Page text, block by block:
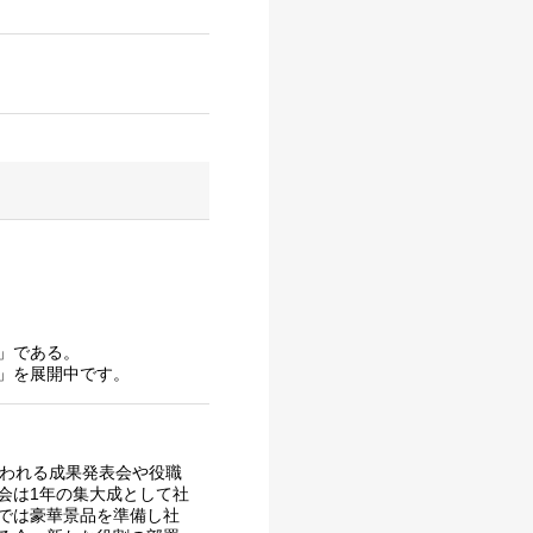
である。
展開中です。
れる成果発表会や役職
は1年の集大成として社
は豪華景品を準備し社